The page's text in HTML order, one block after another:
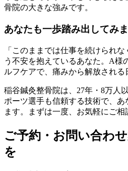
骨院の大きな強みです。
あなたも一歩踏み出してみ
「このままでは仕事を続けられ
う不安を抱えているあなた。A様
ルフケアで、痛みから解放される
稲谷鍼灸整骨院は、27年・8万人
ポーツ選手も信頼する技術で、
ます。まずは一度、お気軽にご相
ご予約・お問い合わ
を